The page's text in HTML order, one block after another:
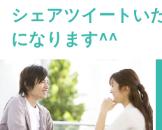
シェアツイートい
になります^^